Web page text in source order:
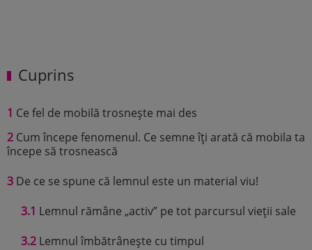
Cuprins
1 Ce fel de mobilă trosnește mai des
2 Cum începe fenomenul. Ce semne îți arată că mobila ta
începe să trosnească
3 De ce se spune că lemnul este un material viu!
3.1 Lemnul rămâne „activ” pe tot parcursul vieții sale
3.2 Lemnul îmbătrânește cu timpul